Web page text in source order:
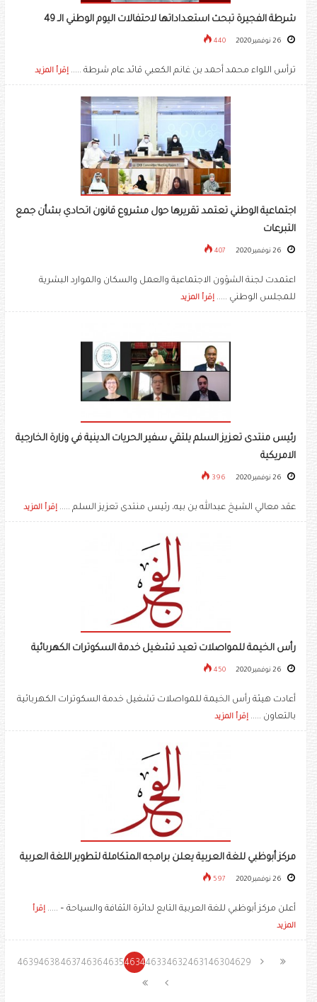
شرطة الفجيرة تبحث استعداداتها لاحتفالات اليوم الوطني الـ 49
440
ترأس اللواء محمد أحمد بن غانم الكعبي قائد عام شرطة ..... إقرأ المزيد
اجتماعية الوطني تعتمد تقريرها حول مشروع قانون اتحادي بشأن جمع
التبرعات
407
اعتمدت لجنة الشؤون الاجتماعية والعمل والسكان والموارد البشرية
للمجلس الوطني ..... إقرأ المزيد
رئيس منتدى تعزيز السلم يلتقي سفير الحريات الدينية في وزارة الخارجية
الامريكية
396
عقد معالي الشيخ عبدالله بن بيه، رئيس منتدى تعزيز السلم ..... إقرأ المزيد
رأس الخيمة للمواصلات تعيد تشغيل خدمة السكوترات الكهربائية
450
أعادت هيئة رأس الخيمة للمواصلات تشغيل خدمة السكوترات الكهربائية
بالتعاون ..... إقرأ المزيد
مركز أبوظبي للغة العربية يعلن برامجه المتكاملة لتطوير اللغة العربية
597
أعلن مركز أبوظبي للغة العربية التابع لدائرة الثقافة والسياحة – ..... إقرأ
المزيد
4629
4630
4631
4632
4633
4634
4635
4636
4637
4638
4639